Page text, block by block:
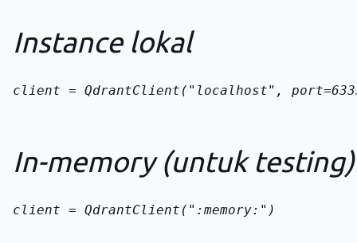
Instance lokal
client = QdrantClient("localhost",
In-memory (untuk testing)
client = QdrantClient(":memory:")